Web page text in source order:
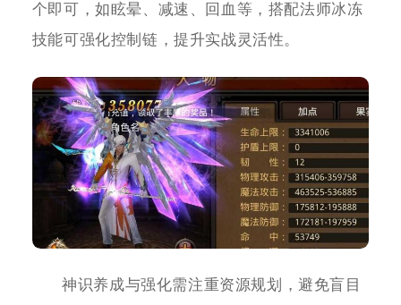
个即可，如眩晕、减速、回血等，搭配法师冰冻
技能可强化控制链，提升实战灵活性。
神识养成与强化需注重资源规划，避免盲目